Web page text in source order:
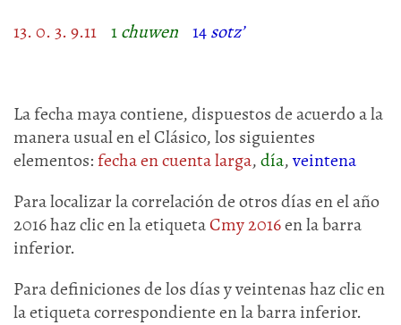
13. 0. 3. 9.11 1chuwen 14sotz’
La fecha maya contiene, dispuestos de acuerdo a la
manera usual en el Clásico, los siguientes
elementos:fecha en cuenta larga,día,veintena
Para localizar la correlación de otros días en el año
2016 haz clic en la etiquetaCmy 2016en la barra
inferior.
Para definiciones de los días y veintenas haz clic en
la etiqueta correspondiente en la barra inferior.